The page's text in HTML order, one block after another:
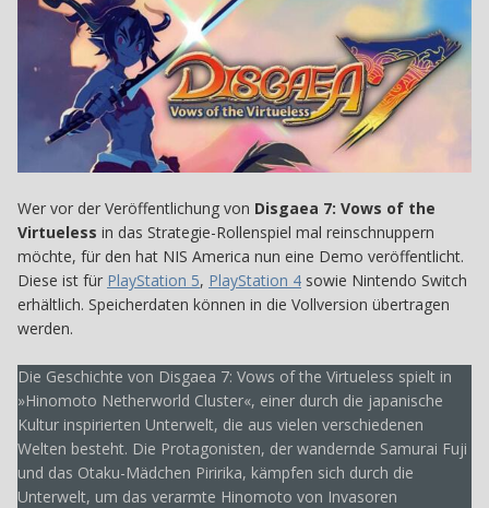
Wer vor der Veröffentlichung von Disgaea 7: Vows of the
Virtueless in das Strategie-Rollenspiel mal reinschnuppern
möchte, für den hat NIS America nun eine Demo veröffentlicht.
Diese ist für PlayStation 5, PlayStation 4 sowie Nintendo Switch
erhältlich. Speicherdaten können in die Vollversion übertragen
werden.
Die Geschichte von Disgaea 7: Vows of the Virtueless spielt in
»Hinomoto Netherworld Cluster«, einer durch die japanische
Kultur inspirierten Unterwelt, die aus vielen verschiedenen
Welten besteht. Die Protagonisten, der wandernde Samurai Fuji
und das Otaku-Mädchen Piririka, kämpfen sich durch die
Unterwelt, um das verarmte Hinomoto von Invasoren